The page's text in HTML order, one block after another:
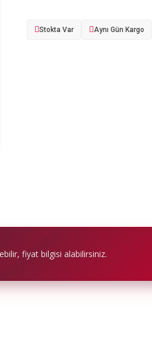
Stokta Var Aynı Gün Kargo
fiyat bilgisi alabilirsiniz.